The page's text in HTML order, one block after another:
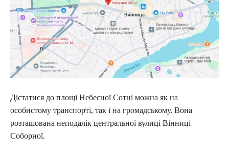
Дістатися до площі Небесної Сотні можна як на
особистому транспорті, так і на громадському. Вона
розташована неподалік центральної вулиці Вінниці —
Соборної.